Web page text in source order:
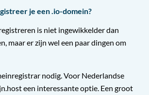
je een .io-domein?
is niet ingewikkelder dan
maar er zijn wel een paar dingen om
nodig. Voor Nederlandse
een interessante optie. Een groot